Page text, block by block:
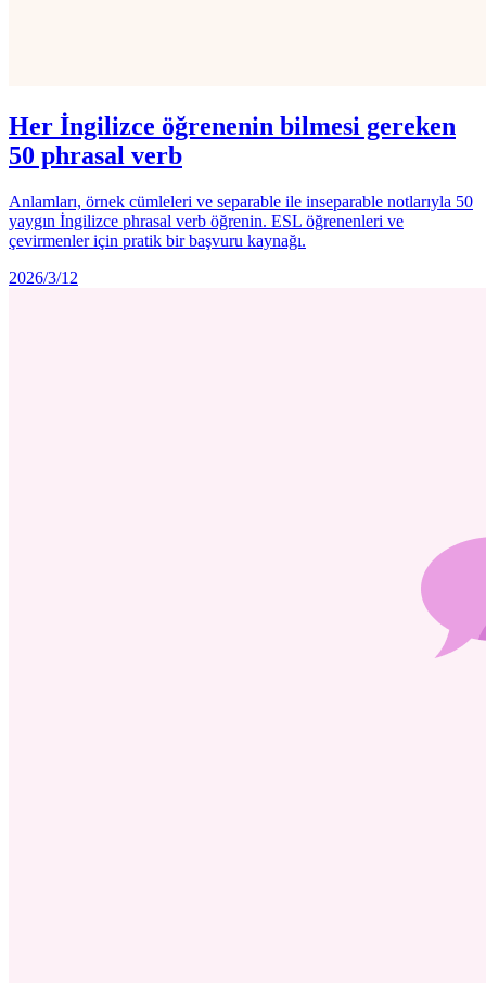
Her İngilizce öğrenenin bilmesi gereken
50 phrasal verb
Anlamları, örnek cümleleri ve separable ile inseparable notlarıyla 50
yaygın İngilizce phrasal verb öğrenin. ESL öğrenenleri ve
çevirmenler için pratik bir başvuru kaynağı.
2026/3/12